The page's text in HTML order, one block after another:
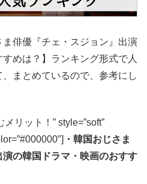
俳優『チェ・スジョン』出演
めは？】ランキング形式で人
まとめているので、参考にし
リット！” style=”soft”
・韓国おじさま
の韓国ドラマ・映画のおすす